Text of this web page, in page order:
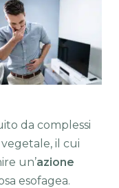
da complessi
il cui
un’azione
esofagea.